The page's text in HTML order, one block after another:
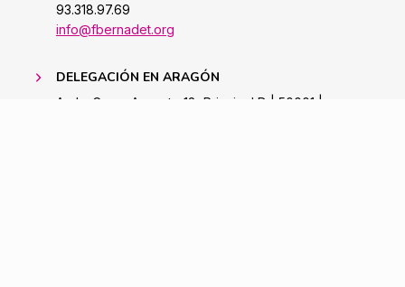
93.318.97.69
info@fbernadet.org
DELEGACIÓN EN ARAGÓN
Avda. Cesar Augusto 18, Principal D | 50001 |